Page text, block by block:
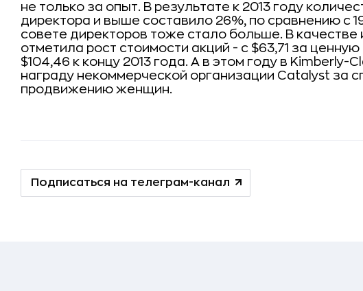
не только за опыт. В результате к 2013 году
директора и выше составило 26%, по сравнению с
совете директоров тоже стало больше. В
отметила рост стоимости акций - с $63,71 за
$104,46 к концу 2013 года. А в этом году в
награду некоммерческой организации Catalyst за
продвижению женщин.
Подписаться на телеграм-канал